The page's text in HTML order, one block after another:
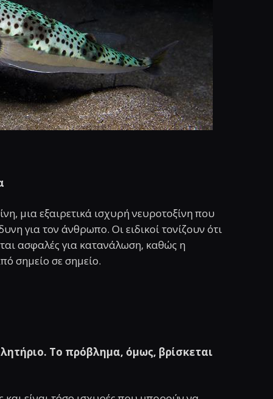
μια εξαιρετικά ισχυρή νευροτοξίνη που
για τον άνθρωπο. Οι ειδικοί τονίζουν ότι
ασφαλές για κατανάλωση, καθώς η
σημείο σε σημείο.
Το πρόβλημα, όμως, βρίσκεται